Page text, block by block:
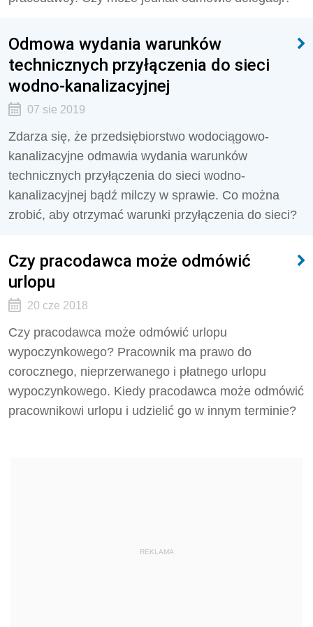
Odmowa wydania warunków
technicznych przyłączenia do sieci
wodno-kanalizacyjnej
07 sie 2019
Zdarza się, że przedsiębiorstwo wodociągowo-
kanalizacyjne odmawia wydania warunków
technicznych przyłączenia do sieci wodno-
kanalizacyjnej bądź milczy w sprawie. Co można
zrobić, aby otrzymać warunki przyłączenia do sieci?
Czy pracodawca może odmówić
urlopu
20 cze 2018
Czy pracodawca może odmówić urlopu
wypoczynkowego? Pracownik ma prawo do
corocznego, nieprzerwanego i płatnego urlopu
wypoczynkowego. Kiedy pracodawca może odmówić
pracownikowi urlopu i udzielić go w innym terminie?
REKLAMA